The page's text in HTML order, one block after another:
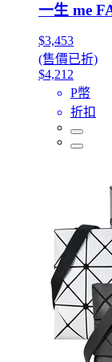
一生 me
$3,453
(售價已折)
$4,212
P幣
折扣